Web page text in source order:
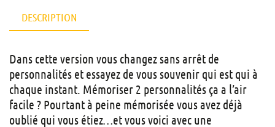
DESCRIPTION
Dans cette version vous changez sans arrêt de
personnalités et essayez de vous souvenir qui est qui à
chaque instant. Mémoriser 2 personnalités ça a l’air
facile ? Pourtant à peine mémorisée vous avez déjà
oublié qui vous étiez…et vous voici avec une